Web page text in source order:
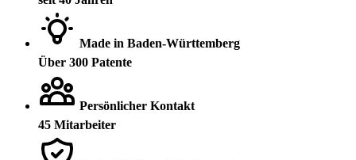
Made in Baden-Württemberg
Über 300 Patente
Persönlicher Kontakt
45 Mitarbeiter